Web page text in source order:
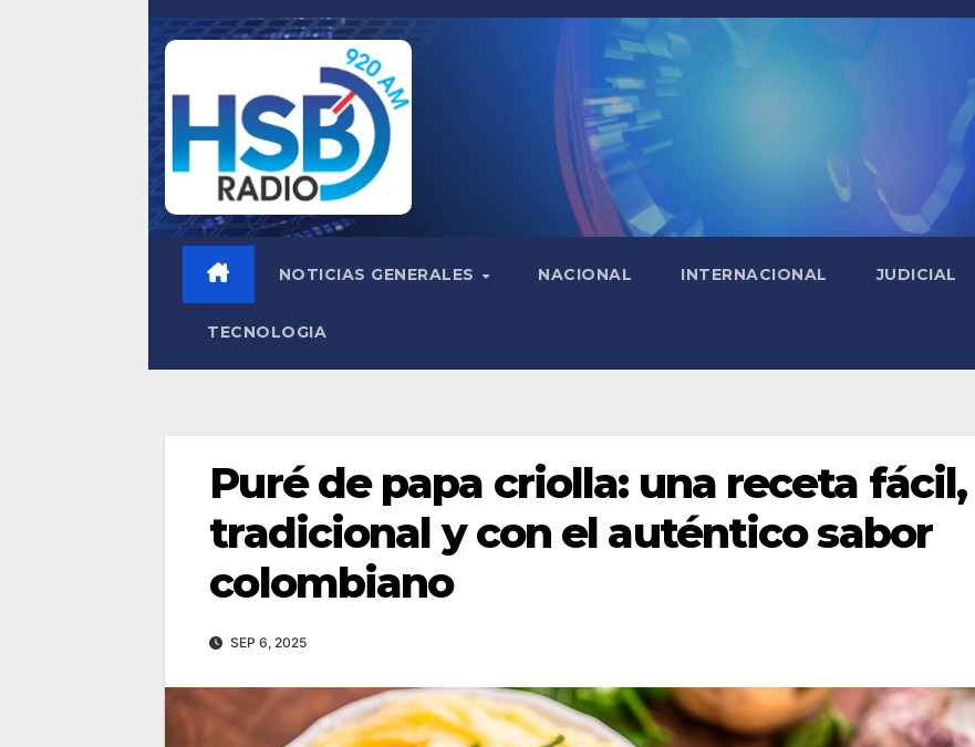
Saltar
NOTICIAS GENERALES NACIONAL INTERNACIONAL JUDICIAL
TECNOLOGIA
Puré de papa criolla: una receta fácil,
tradicional y con el auténtico sabor
colombiano
SEP 6, 2025